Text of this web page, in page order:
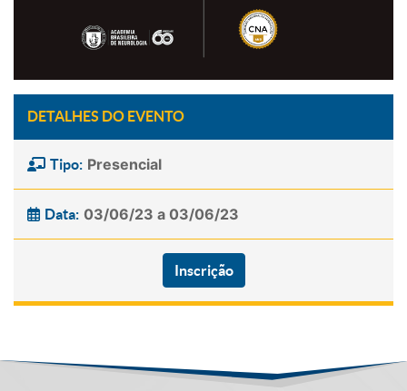
DETALHES DO EVENTO
Tipo: Presencial
Data: 03/06/23 a 03/06/23
Inscrição